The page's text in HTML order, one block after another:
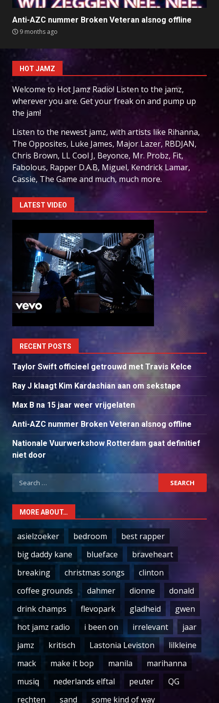
Anti-AZC nummer Broken Veteran alsnog offline
9 months ago
HOT JAMZ
Welcome to Hot Jamz Radio! Listen to the jamz,
wherever you are. Get your freak on and pump up
the jam!
Listen to the newest jamz, with artists like Rihanna,
The Opposites, Luke James, Major Lazer, RBDJAN,
Chris Brown, LL Cool J, Beyonce, Mr. Probz, Fit,
Fabolous, Rapper D.A.B, Miguel, Kendrick Lamar,
Cassie, The Game and much, much more.
LATEST VIDEO
RECENT POSTS
Taylor Swift officieel getrouwd met Travis Kelce
Ray J klaagt Kim Kardashian aan om sekstape
Max B na 15 jaar weer vrijgelaten
Anti-AZC nummer Broken Veteran alsnog offline
Nationale Vuurwerkshow Rotterdam gaat definitief
niet door
Search
for:
MORE ABOUT…
asielzoeker bedroom
best rapper
big daddy kane
blueface
braveheart
breaking
christmas songs
clinton
coffee grounds
dahmer dionne
donald
drink champs
flevopark gladheid
gwen
hot jamz radio
i been on irrelevant
jaar
jamz
kritisch Lastonia Leviston
lilkleine
mack
make it bop manila
marihanna
musiq
nederlands elftal peuter
QG
rechten
sand some kind of way